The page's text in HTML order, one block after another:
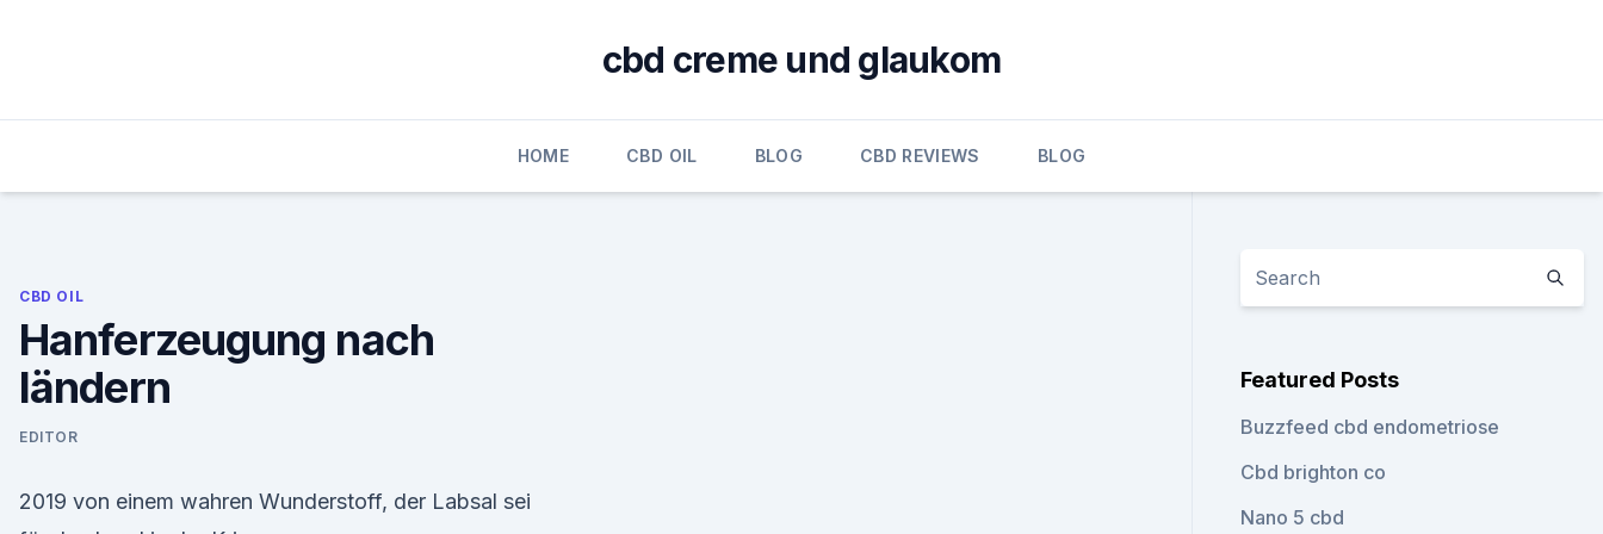
cbd creme und glaukom
HOME CBD OIL BLOG CBD REVIEWS BLOG
CBD OIL
Hanferzeugung nach
ländern
EDITOR
2019 von einem wahren Wunderstoff, der Labsal sei
Featured Posts
Buzzfeed cbd endometriose
Cbd brighton co
Nano 5 cbd